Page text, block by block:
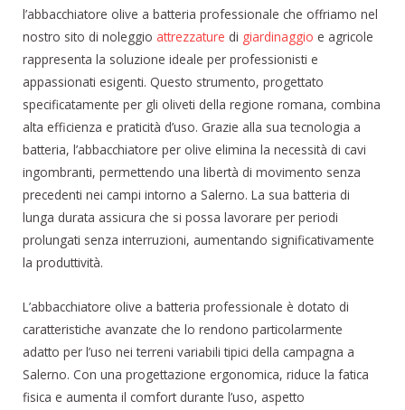
l’abbacchiatore olive a batteria professionale che offriamo nel
nostro sito di noleggio attrezzature di giardinaggio e agricole
rappresenta la soluzione ideale per professionisti e
appassionati esigenti. Questo strumento, progettato
specificatamente per gli oliveti della regione romana, combina
alta efficienza e praticità d’uso. Grazie alla sua tecnologia a
batteria, l’abbacchiatore per olive elimina la necessità di cavi
ingombranti, permettendo una libertà di movimento senza
precedenti nei campi intorno a Salerno. La sua batteria di
lunga durata assicura che si possa lavorare per periodi
prolungati senza interruzioni, aumentando significativamente
la produttività.
L’abbacchiatore olive a batteria professionale è dotato di
caratteristiche avanzate che lo rendono particolarmente
adatto per l’uso nei terreni variabili tipici della campagna a
Salerno. Con una progettazione ergonomica, riduce la fatica
fisica e aumenta il comfort durante l’uso, aspetto